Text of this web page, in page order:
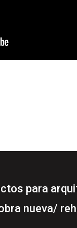
para
nueva/